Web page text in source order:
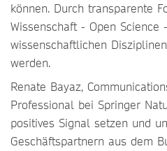
können. Durch transparente
Wissenschaft - Open
wissenschaftlichen
werden.
Renate Bayaz,
Professional bei Springer
positives Signal setzen und
Geschäftspartnern aus dem